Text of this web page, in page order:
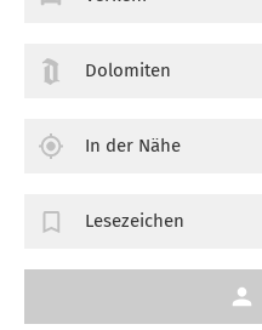
Dolomiten
In der Nähe
Lesezeichen